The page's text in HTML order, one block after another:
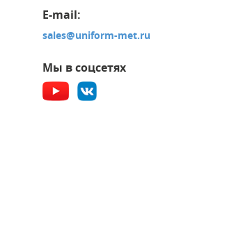
E-mail:
sales@uniform-met.ru
Мы в соцсетях